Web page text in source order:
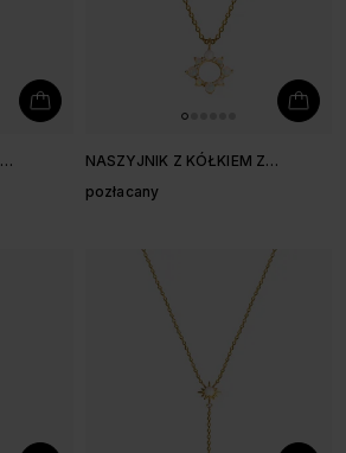
NASZYJNIK Z KÓŁKIEM Z
CYRKONIAMI
pozłacany